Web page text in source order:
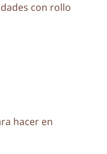
con rollo
hacer en